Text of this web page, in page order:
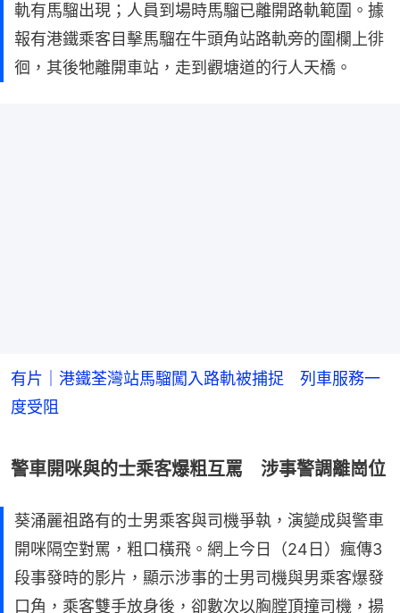
軌有馬騮出現；人員到場時馬騮已離開路軌範圍。據
報有港鐵乘客目擊馬騮在牛頭角站路軌旁的圍欄上徘
徊，其後牠離開車站，走到觀塘道的行人天橋。
有片｜港鐵荃灣站馬騮闖入路軌被捕捉 列車服務一
度受阻
警車開咪與的士乘客爆粗互罵 涉事警調離崗位
葵涌麗祖路有的士男乘客與司機爭執，演變成與警車
開咪隔空對罵，粗口橫飛。網上今日（24日）瘋傳3
段事發時的影片，顯示涉事的士男司機與男乘客爆發
口角，乘客雙手放身後，卻數次以胸膛頂撞司機，揚